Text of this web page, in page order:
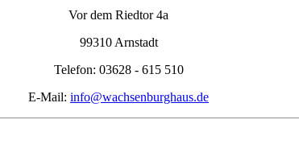
Vor dem Riedtor 4a
99310 Arnstadt
Telefon: 03628 - 615 510
E-Mail: info@wachsenburghaus.de